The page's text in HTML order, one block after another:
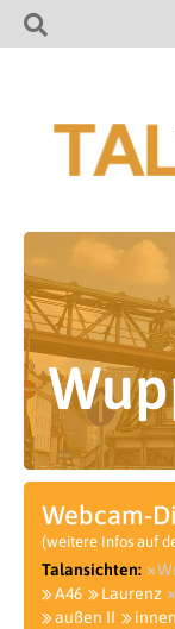
Webcam-
(weitere Infos auf
Talansichten:
A46
Laurenz
außen II
innen